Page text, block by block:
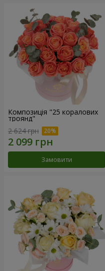
Композиція "25 коралових
троянд"
2 624 грн
Замовити